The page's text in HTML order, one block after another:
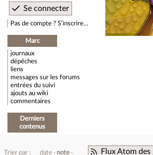
Pas de compte ? S’inscrire…
Marc
journaux
dépêches
liens
messages sur les forums
entrées du suivi
ajouts au wiki
commentaires
Derniers
contenus
Flux Atom
Trier par : date
note